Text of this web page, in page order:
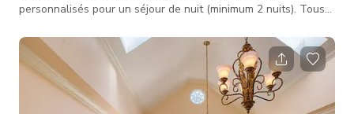
personnalisés pour un séjour de nuit (minimum 2 nuits). Tous
Floride. La chambre Sea Breeze a une ambiance des Antilles.
Elle dégage une atmosphère "laissez vos soucis fondre".
Ouvrez les portes vitrées qui mènent à la véranda, respirez
l'air salin et laissez la brise du fleuve souffler doucement sur